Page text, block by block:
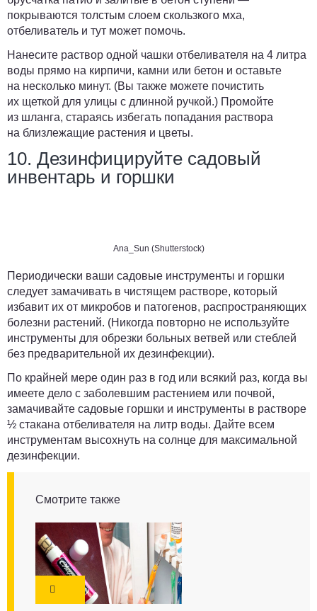
покрываются толстым слоем скользкого мха,
отбеливатель и тут может помочь.
Нанесите раствор одной чашки отбеливателя на 4 литра
воды прямо на кирпичи, камни или бетон и оставьте
на несколько минут. (Вы также можете почистить
их щеткой для улицы с длинной ручкой.) Промойте
из шланга, стараясь избегать попадания раствора
на близлежащие растения и цветы.
10. Дезинфицируйте садовый
инвентарь и горшки
Ana_Sun (Shutterstock)
Периодически ваши садовые инструменты и горшки
следует замачивать в чистящем растворе, который
избавит их от микробов и патогенов, распространяющих
болезни растений. (Никогда повторно не используйте
инструменты для обрезки больных ветвей или стеблей
без предварительной их дезинфекции).
По крайней мере один раз в год или всякий раз, когда вы
имеете дело с заболевшим растением или почвой,
замачивайте садовые горшки и инструменты в растворе
½ стакана отбеливателя на литр воды. Дайте всем
инструментам высохнуть на солнце для максимальной
дезинфекции.
Смотрите также